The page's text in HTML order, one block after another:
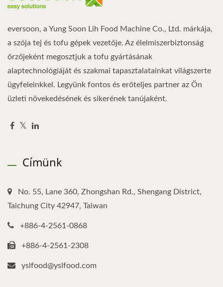
eversoon, a Yung Soon Lih Food Machine Co., Ltd. márkája,
a szója tej és tofu gépek vezetője. Az élelmiszerbiztonság
őrzőjeként megosztjuk a tofu gyártásának
alaptechnológiáját és szakmai tapasztalatainkat világszerte
ügyfeleinkkel. Legyünk fontos és erőteljes partner az Ön
üzleti növekedésének és sikerének tanújaként.
Címünk
No. 55, Lane 360, Zhongshan Rd., Shengang District,
Taichung City 42947, Taiwan
+886-4-2561-0868
+886-4-2561-2308
yslfood@yslfood.com